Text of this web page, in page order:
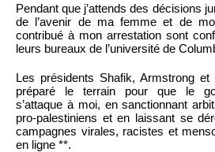
Pendant que j’attends des décisions
de l’avenir de ma femme et de
contribué à mon arrestation sont
leurs bureaux de l’université de
Les présidents Shafik, Armstrong
préparé le terrain pour que le
s’attaque à moi, en sanctionnant
pro-palestiniens et en laissant se
campagnes virales, racistes et
en ligne **.